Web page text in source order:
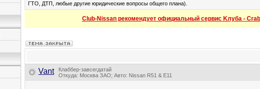
ГТО, ДТП, любые другие юридические вопросы общего плана).
Club-Nissan рекомендует официальный сервис Kлуба -
Vant
Клаббер-завсегдатай
Откуда: Москва ЗАО; Авто: Nissan R51 & E11